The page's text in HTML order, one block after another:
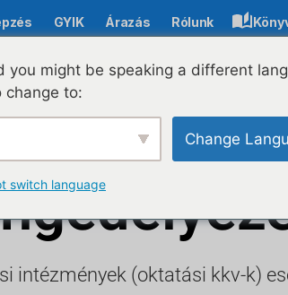
GYIK Árazás Rólunk
intézmények (oktatási kkv-k)
you might be speaking a different
change to:
Change
switch language